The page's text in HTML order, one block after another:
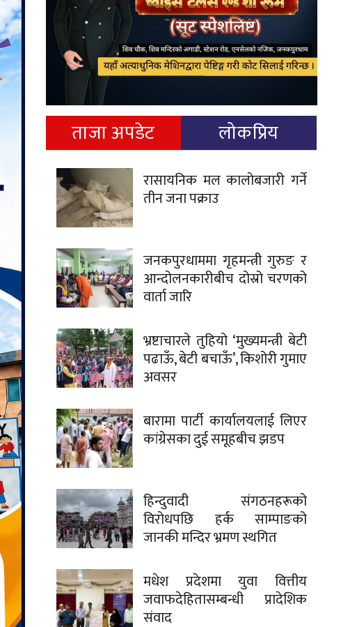
ताजा अपडेट लोकप्रिय
रासायनिक मल कालोबजारी गर्ने
तीन जना पक्राउ
जनकपुरधाममा गृहमन्त्री गुरुङ र
आन्दोलनकारीबीच दोस्रो चरणको
वार्ता जारि
भ्रष्टाचारले तुहियो ‘मुख्यमन्त्री बेटी
पढाऊँ, बेटी बचाऊँ’, किशोरी गुमाए
अवसर
बारामा पार्टी कार्यालयलाई लिएर
कांग्रेसका दुई समूहबीच झडप
हिन्दुवादी संगठनहरूको
विरोधपछि हर्क साम्पाङको
जानकी मन्दिर भ्रमण स्थगित
मधेश प्रदेशमा युवा वित्तीय
जवाफदेहितासम्बन्धी प्रादेशिक
संवाद